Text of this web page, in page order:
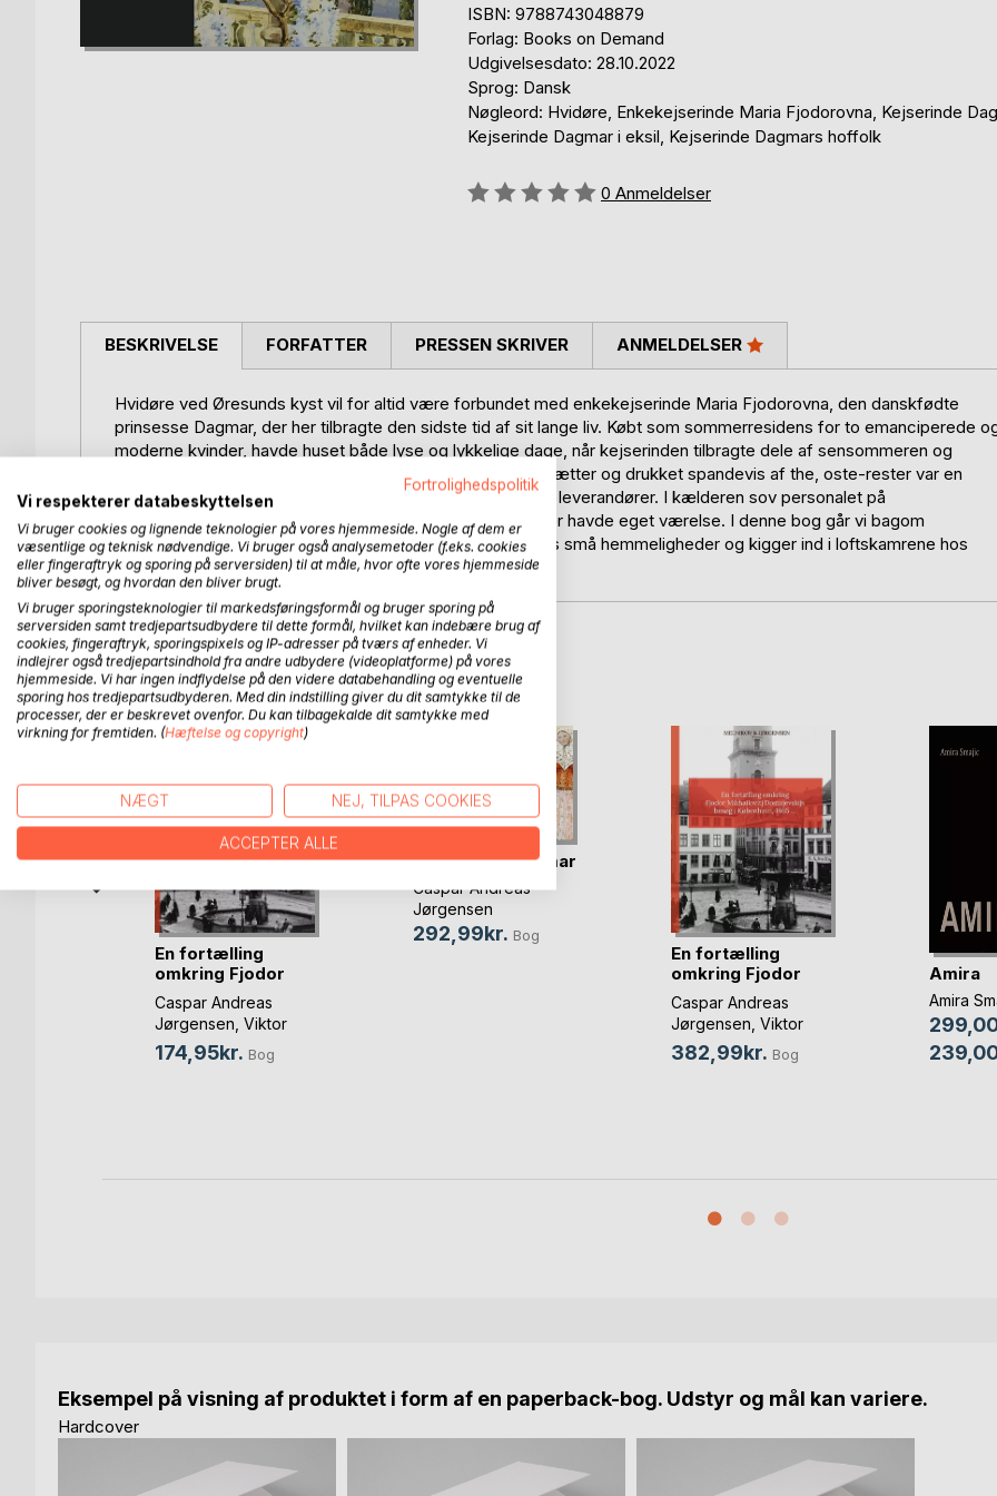
ISBN: 9788743048879
Forlag: Books on Demand
Udgivelsesdato: 28.10.2022
Sprog: Dansk
Nøgleord: Hvidøre, Enkekejserinde Maria Fjodorovna, Kejserinde
Kejserinde Dagmar i eksil, Kejserinde Dagmars hoffolk
Anmeldelse::
0 Anmeldelser
BESKRIVELSE
Hvidøre ved Øresunds kyst vil for altid være forbundet med enkekejserinde Maria Fjodorovna, den danskfødte
prinsesse Dagmar, der her tilbragte den sidste tid af sit lange liv. Købt som sommerresidens for to emanciperede
moderne kvinder, havde huset både lyse og lykkelige dage, når kejserinden tilbragte dele af sensommeren og
efteråret i sit elskede Danmark. Her blev spist fede rødspætter og drukket spandevis af the, oste-rester var en
delikatesse og til køkkenet benyttede man kun de bedste leverandører. I kælderen sov personalet på
krølhårsmadrasser, men selv enkekejserindens hundelufter havde eget værelse. I denne bog går vi bagom
hverdagen på det lille slot, åbner dørene til husholdningens små hemmeligheder og kigger ind i loftskamrene hos
enkekejserindens trofaste stab.
FORFATTER PRESSEN SKRIVER ANMELDELSER
FLERE TITLER HOSBoD
En fortælling
omkring Fjodor
Mikha(...)
Caspar Andreas
Jørgensen, Viktor
Melnikov, ...
174,95kr. Bog
Kejserinde Dagmar
Caspar Andreas
Jørgensen
292,99kr. Bog
En fortælling
omkring Fjodor
Mikha(...)
Caspar Andreas
Jørgensen, Viktor
Melnikov, ...
382,99kr. Bog
Amira
Amira
Eksempel på visning af produktet i form af en paperback-bog. Udstyr og mål kan variere.
Hardcover
Fortrolighedspolitik
Vi respekterer databeskyttelsen
Vi bruger cookies og lignende teknologier på vores hjemmeside. Nogle af dem er
væsentlige og teknisk nødvendige. Vi bruger også analysemetoder (f.eks. cookies
eller fingeraftryk og sporing på serversiden) til at måle, hvor ofte vores hjemmeside
bliver besøgt, og hvordan den bliver brugt.
Vi bruger sporingsteknologier til markedsføringsformål og bruger sporing på
serversiden samt tredjepartsudbydere til dette formål, hvilket kan indebære brug af
cookies, fingeraftryk, sporingspixels og IP-adresser på tværs af enheder. Vi
indlejrer også tredjepartsindhold fra andre udbydere (videoplatforme) på vores
hjemmeside. Vi har ingen indflydelse på den videre databehandling og eventuelle
sporing hos tredjepartsudbyderen. Med din indstilling giver du dit samtykke til de
processer, der er beskrevet ovenfor. Du kan tilbagekalde dit samtykke med
virkning for fremtiden. (Hæftelse og copyright)
NÆGT NEJ, TILPAS COOKIES
ACCEPTER ALLE